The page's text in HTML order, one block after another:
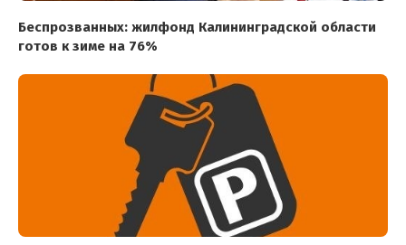
Беспрозванных: жилфонд Калининградской области
готов к зиме на 76%